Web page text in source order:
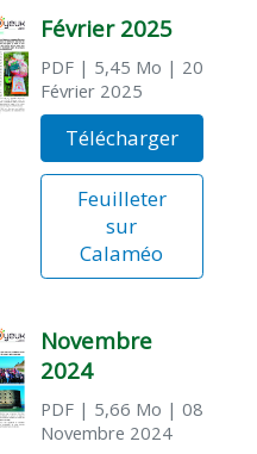
Février 2025
PDF| 5,45 Mo | 20
Février 2025
Télécharger
Feuilleter
sur
Calaméo
Novembre
2024
PDF| 5,66 Mo | 08
Novembre 2024